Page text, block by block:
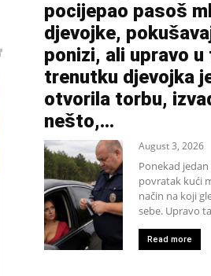
pocijepao pasoš
djevojke,
ponizi, ali upravo u
trenutku djevojka
otvorila torbu,
nešto,...
August 3, 2026
Ponekad
povratak kući
način na koji
sebe. Upravo
Read more